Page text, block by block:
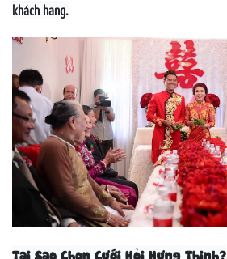
khách hàng.
Tại Sao Chọn Cưới Hỏi Hưng Thịnh?